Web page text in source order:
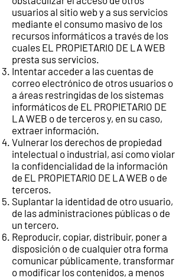
usuarios al sitio web y a sus servicios
mediante el consumo masivo de los
recursos informáticos a través de los
cuales EL PROPIETARIO DE LA WEB
presta sus servicios.
Intentar acceder a las cuentas de
correo electrónico de otros usuarios o
a áreas restringidas de los sistemas
informáticos de EL PROPIETARIO DE
LA WEB o de terceros y, en su caso,
extraer información.
Vulnerar los derechos de propiedad
intelectual o industrial, así como violar
la confidencialidad de la información
de EL PROPIETARIO DE LA WEB o de
terceros.
Suplantar la identidad de otro usuario,
de las administraciones públicas o de
un tercero.
Reproducir, copiar, distribuir, poner a
disposición o de cualquier otra forma
comunicar públicamente, transformar
o modificar los contenidos, a menos